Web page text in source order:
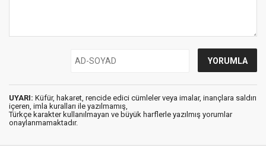
UYARI: Küfür, hakaret, rencide edici cümleler veya imalar, inançlara saldırı
içeren, imla kuralları ile yazılmamış,
Türkçe karakter kullanılmayan ve büyük harflerle yazılmış yorumlar
onaylanmamaktadır.